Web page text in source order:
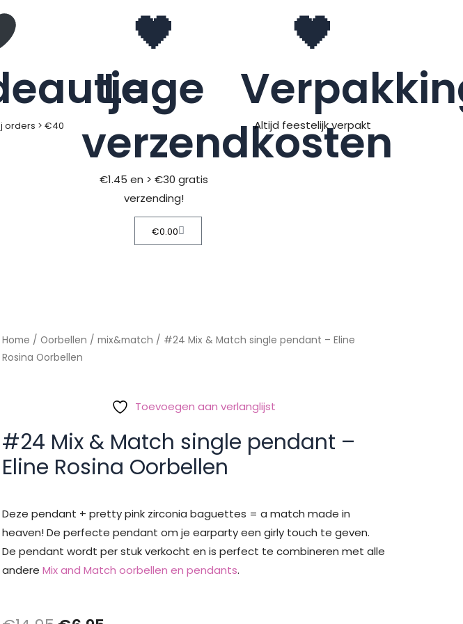
orders > €40
🖤
Lage
verzendkosten
€1.45 en > €30 gratis
verzending!
🖤
Altijd feestelijk verpakt
€0.00Winkelwagen
Home / Oorbellen / mix&match / #24 Mix & Match single pendant – Eline
Rosina Oorbellen
Toevoegen aan verlanglijst
#24 Mix & Match single pendant –
Eline Rosina Oorbellen
Deze pendant + pretty pink zirconia baguettes = a match made in
heaven! De perfecte pendant om je earparty een girly touch te geven.
De pendant wordt per stuk verkocht en is perfect te combineren met alle
andere Mix and Match oorbellen en pendants.